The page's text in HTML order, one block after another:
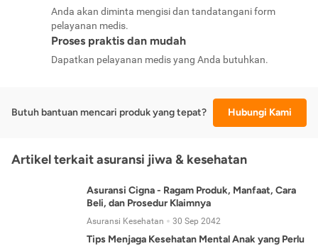
Anda akan diminta mengisi dan tandatangani form
pelayanan medis.
Proses praktis dan mudah
Dapatkan pelayanan medis yang Anda butuhkan.
Butuh bantuan mencari produk yang tepat? Hubungi Kami
Artikel terkait asuransi jiwa & kesehatan
Asuransi Cigna - Ragam Produk, Manfaat, Cara
Beli, dan Prosedur Klaimnya
Asuransi Kesehatan 30 Sep 2042
Tips Menjaga Kesehatan Mental Anak yang Perlu